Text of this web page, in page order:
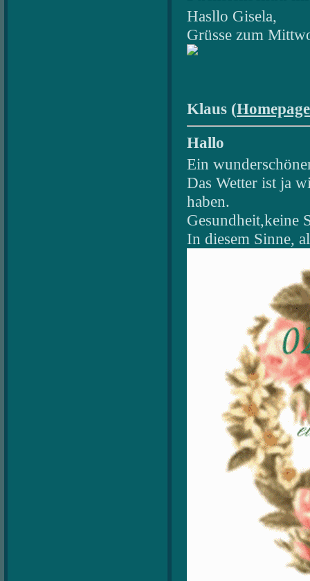
Hasllo Gisela,
Grüsse zum
Klaus (Homepage
Hallo
Ein
Das Wetter ist ja
haben.
Gesundheit,keine
In diesem Sinne,